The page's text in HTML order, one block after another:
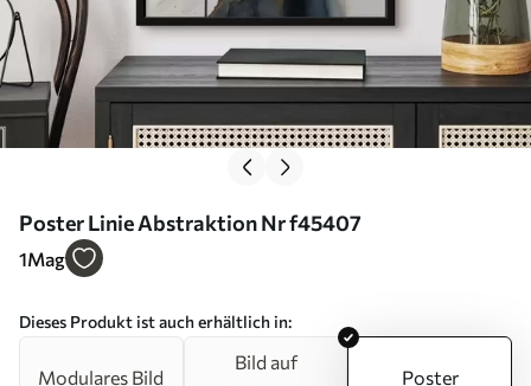
Poster Linie Abstraktion Nr f45407
1Mag
Dieses Produkt ist auch erhältlich in:
Modulares Bild
Bild auf
Poster